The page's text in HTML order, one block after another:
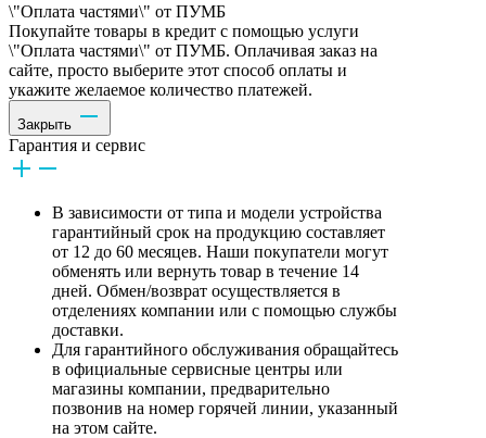
\"Оплата частями\" от ПУМБ
Покупайте товары в кредит с помощью услуги
\"Оплата частями\" от ПУМБ. Оплачивая заказ на
сайте, просто выберите этот способ оплаты и
укажите желаемое количество платежей.
Закрыть
Гарантия и сервис
В зависимости от типа и модели устройства
гарантийный срок на продукцию составляет
от 12 до 60 месяцев. Наши покупатели могут
обменять или вернуть товар в течение 14
дней. Обмен/возврат осуществляется в
отделениях компании или с помощью службы
доставки.
Для гарантийного обслуживания обращайтесь
в официальные сервисные центры или
магазины компании, предварительно
позвонив на номер горячей линии, указанный
на этом сайте.